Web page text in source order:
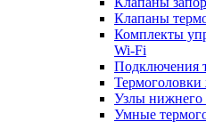
Клапаны
Комплекты
Wi-Fi
Подключения
Узлы нижнего
Умные